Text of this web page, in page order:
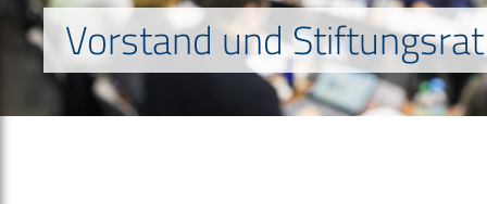
Vorstand und Stiftungsrat